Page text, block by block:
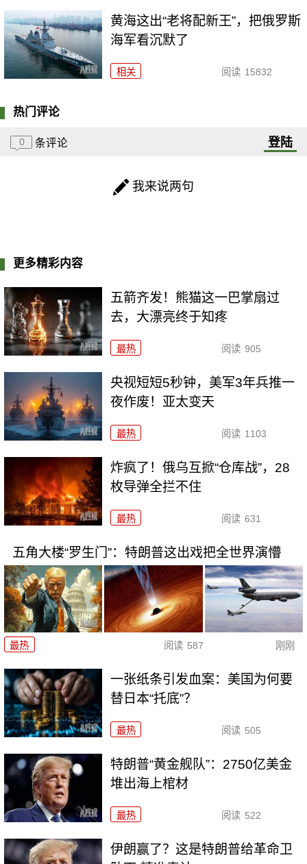
黄海这出“老将配新王”，把俄罗斯
海军看沉默了
相关 阅读 15832
热门评论
0 条评论 登陆
我来说两句
更多精彩内容
五箭齐发！熊猫这一巴掌扇过
去，大漂亮终于知疼
最热 阅读 905
央视短短5秒钟，美军3年兵推一
夜作废！亚太变天
最热 阅读 1103
炸疯了！俄乌互掀“仓库战”，28
枚导弹全拦不住
最热 阅读 631
五角大楼“罗生门”：特朗普这出戏把全世界演懵
最热 阅读 587 刚刚
一张纸条引发血案：美国为何要
替日本“托底”？
最热 阅读 505
特朗普“黄金舰队”：2750亿美金
堆出海上棺材
最热 阅读 522
伊朗赢了？这是特朗普给革命卫